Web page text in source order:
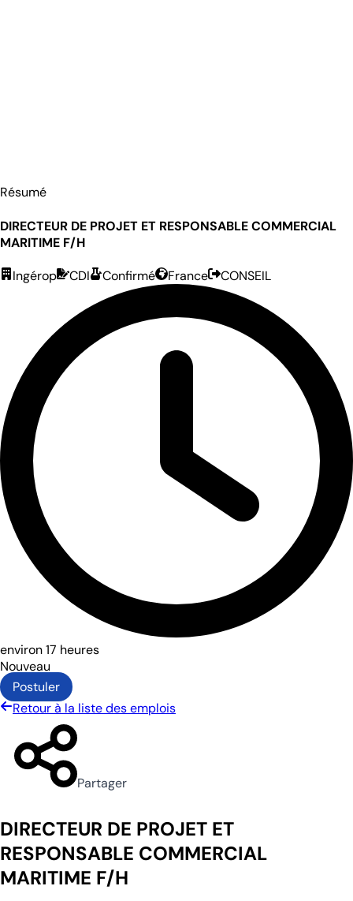
Résumé
DIRECTEUR DE PROJET ET RESPONSABLE COMMERCIAL
MARITIME F/H
Ingérop CDI Confirmé France CONSEIL
environ 17 heures
Nouveau
Postuler
Retour à la liste des emplois
Partager
DIRECTEUR DE PROJET ET
RESPONSABLE COMMERCIAL
MARITIME F/H